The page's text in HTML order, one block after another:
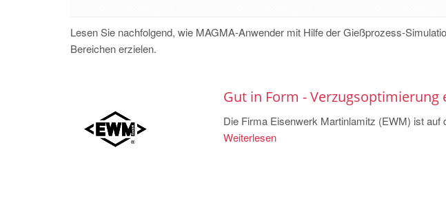
Lesen Sie nachfolgend, wie MAGMA-Anwender mit Hilfe der Gießprozess-
Bereichen erzielen.
Gut in Form - Verzugsoptimierung
Die Firma Eisenwerk Martinlamitz (EWM) ist
Weiterlesen